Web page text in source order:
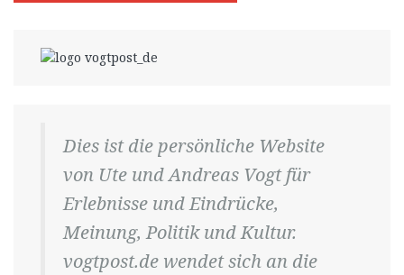
Dies ist die persönliche Website
von Ute und Andreas Vogt für
Erlebnisse und Eindrücke,
Meinung, Politik und Kultur.
vogtpost.de wendet sich an die